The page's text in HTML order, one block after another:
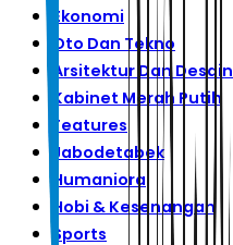
Ekonomi
Oto Dan Tekno
Arsitektur Dan Desain
Kabinet Merah Putih
Features
Jabodetabek
Humaniora
Hobi & Kesenangan
Sports